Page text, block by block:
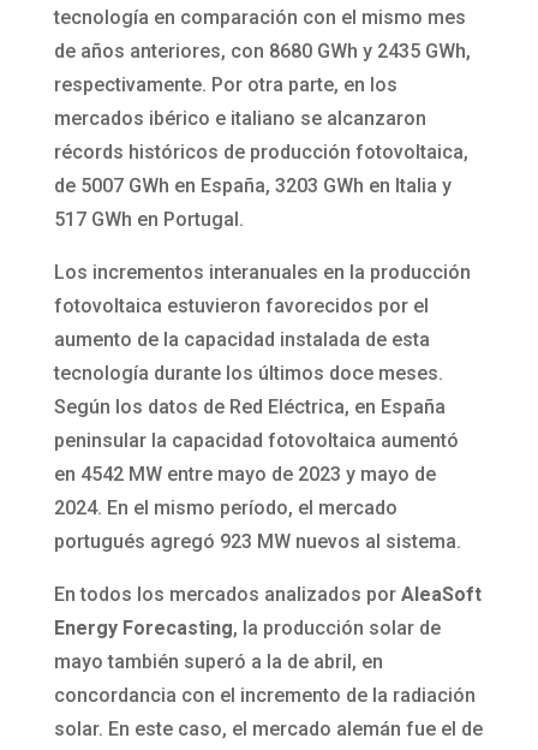
tecnología en comparación con el mismo mes
de años anteriores, con 8680 GWh y 2435 GWh,
respectivamente. Por otra parte, en los
mercados ibérico e italiano se alcanzaron
récords históricos de producción fotovoltaica,
de 5007 GWh en España, 3203 GWh en Italia y
517 GWh en Portugal.
Los incrementos interanuales en la producción
fotovoltaica estuvieron favorecidos por el
aumento de la capacidad instalada de esta
tecnología durante los últimos doce meses.
Según los datos de Red Eléctrica, en España
peninsular la capacidad fotovoltaica aumentó
en 4542 MW entre mayo de 2023 y mayo de
2024. En el mismo período, el mercado
portugués agregó 923 MW nuevos al sistema.
En todos los mercados analizados por AleaSoft
Energy Forecasting, la producción solar de
mayo también superó a la de abril, en
concordancia con el incremento de la radiación
solar. En este caso, el mercado alemán fue el de